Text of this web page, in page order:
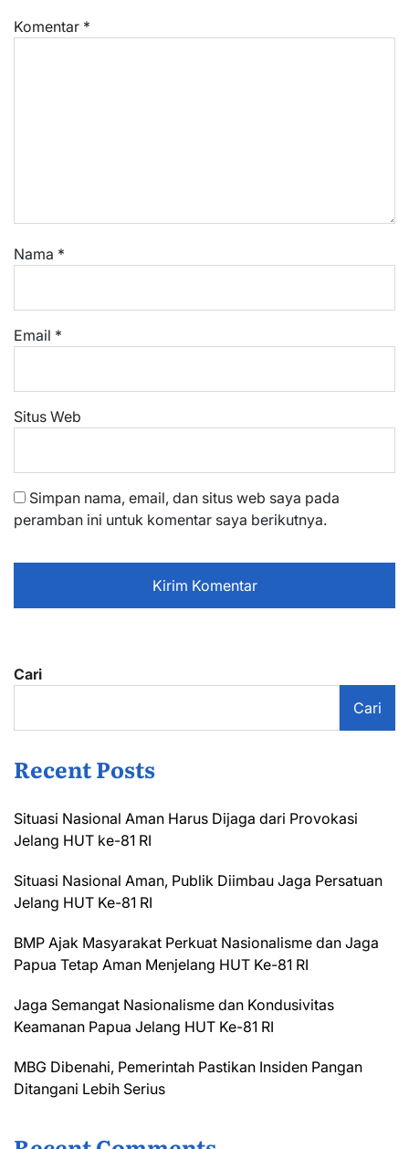
Komentar *
Nama *
Email *
Situs Web
Simpan nama, email, dan situs web saya pada
peramban ini untuk komentar saya berikutnya.
Cari
Cari
Recent Posts
Situasi Nasional Aman Harus Dijaga dari Provokasi
Jelang HUT ke-81 RI
Situasi Nasional Aman, Publik Diimbau Jaga Persatuan
Jelang HUT Ke-81 RI
BMP Ajak Masyarakat Perkuat Nasionalisme dan Jaga
Papua Tetap Aman Menjelang HUT Ke-81 RI
Jaga Semangat Nasionalisme dan Kondusivitas
Keamanan Papua Jelang HUT Ke-81 RI
MBG Dibenahi, Pemerintah Pastikan Insiden Pangan
Ditangani Lebih Serius